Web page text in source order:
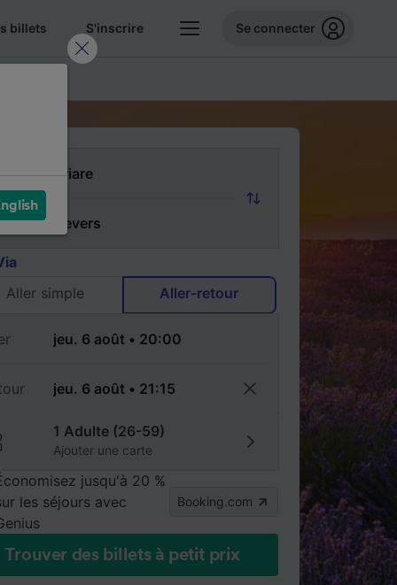
billets S'inscrire Se connecter
Aller simple
Aller-retour
1 Adulte (26-59)
Ajouter une carte
jusqu'à 20 %
les séjours avec
Booking.com
Trouver des billets à petit prix